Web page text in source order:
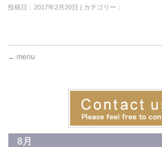
投稿日：2017年2月20日 | カテゴリー：
← menu
8月